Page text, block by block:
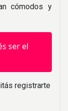
cómodos y
ser el
registrarte